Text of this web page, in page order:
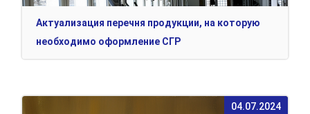
Актуализация перечня продукции, на которую
необходимо оформление СГР
04.07.2024